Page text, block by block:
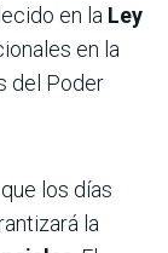
en la Ley
en la
del Poder
los días
la